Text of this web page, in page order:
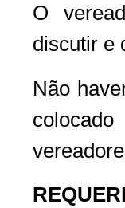
O
discutir e
Não